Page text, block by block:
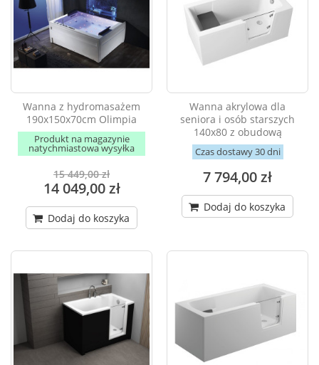
Wanna z hydromasażem
190x150x70cm Olimpia
Produkt na magazynie
natychmiastowa wysyłka
15 449,00 zł
14 049,00 zł
Dodaj do koszyka
Wanna akrylowa dla
seniora i osób starszych
140x80 z obudową
Czas dostawy 30 dni
7 794,00 zł
Dodaj do koszyka